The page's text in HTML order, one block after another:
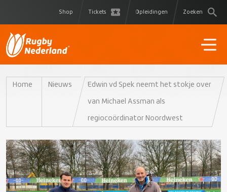
Shop Tickets Opleidingen Zoeken
Home Nieuws Edwin vd Spek neemt het stokje over
van Michael Assman als
regiocoördinator Noordwest